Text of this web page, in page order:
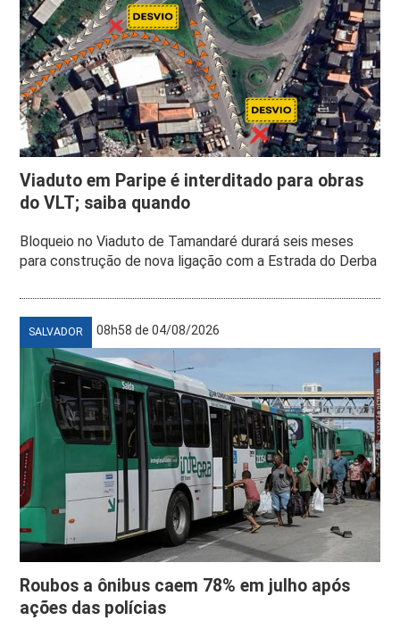
Viaduto em Paripe é interditado para obras
do VLT; saiba quando
Bloqueio no Viaduto de Tamandaré durará seis meses
para construção de nova ligação com a Estrada do Derba
SALVADOR 08h58 de 04/08/2026
Roubos a ônibus caem 78% em julho após
ações das polícias